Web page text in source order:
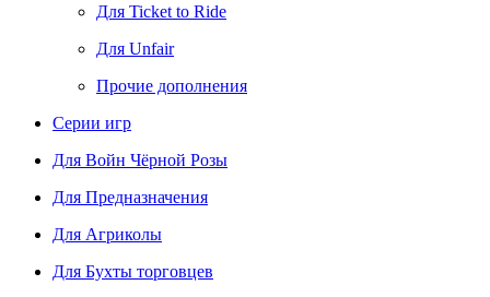
Для Ticket to Ride
Для Unfair
Прочие дополнения
Серии игр
Для Войн Чёрной Розы
Для Предназначения
Для Агриколы
Для Бухты торговцев